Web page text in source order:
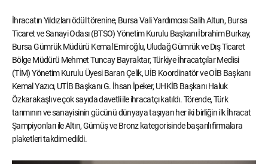
İhracatın Yıldızları ödül törenine, Bursa Vali Yardımcısı Salih Altun, Bursa
Ticaret ve Sanayi Odası (BTSO) Yönetim Kurulu Başkanı İbrahim Burkay,
Bursa Gümrük Müdürü Kemal Emiroğlu, Uludağ Gümrük ve Dış Ticaret
Bölge Müdürü Mehmet Tuncay Bayraktar, Türkiye İhracatçılar Meclisi
(TİM) Yönetim Kurulu Üyesi Baran Çelik, UİB Koordinatör ve OİB Başkanı
Kemal Yazıcı, UTİB Başkanı G. İhsan İpeker, UHKİB Başkanı Haluk
Özkarakaşlı ve çok sayıda davetli ile ihracatçı katıldı. Törende, Türk
tarımının ve sanayisinin gücünü dünyaya taşıyan her iki birliğin ilk İhracat
Şampiyonları ile Altın, Gümüş ve Bronz kategorisinde başarılı firmalara
plaketleri takdim edildi.